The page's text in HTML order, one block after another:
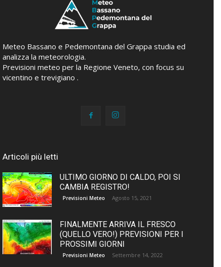
Meteo Bassano e Pedemontana del Grappa studia ed
analizza la meteorologia.
Previsioni meteo per la Regione Veneto, con focus su
vicentino e trevigiano .
Articoli più letti
ULTIMO GIORNO DI CALDO, POI SI
CAMBIA REGISTRO!
Previsioni Meteo Agosto 15, 2021
FINALMENTE ARRIVA IL FRESCO
(QUELLO VERO!) PREVISIONI PER I
PROSSIMI GIORNI
Previsioni Meteo Settembre 14, 2022